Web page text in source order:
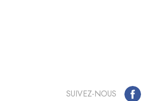
SUIVEZ-NOUS